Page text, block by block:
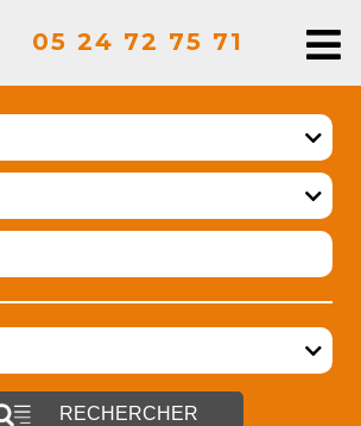
05 24 72 75 71
RECHERCHER